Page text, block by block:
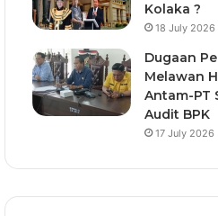
Kolaka ?
18 July 2026
Dugaan
Melawan
Antam-PT
Audit BPK
17 July 2026